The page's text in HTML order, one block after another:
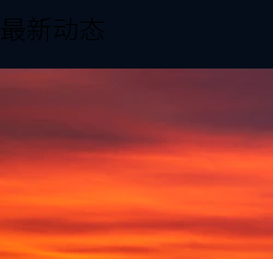
最新动态